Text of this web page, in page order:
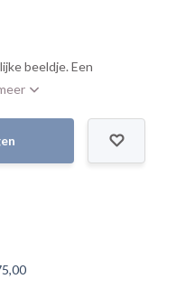
beeldje. Een